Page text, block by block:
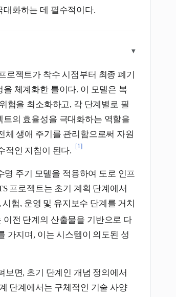
화하는 데 필수적이다.
▾
로젝트가 착수 시점부터 최종 폐기
체계화한 틀이다. 이 모델은 복
험을 최소화하고, 각 단계별로 필
의 효율성을 극대화하는 역할을
체 생애 주기를 관리함으로써 자원
적인 지침이 된다.
[1]
명 주기 모델을 적용하여 도로 인프
프로젝트는 초기 계획 단계에서
험, 운영 및 유지보수 단계를 거치
이전 단계의 산출물을 기반으로 다
가지며, 이는 시스템이 의도된 성
면, 초기 단계인 개념 정의에서
단계에서는 구체적인 기술 사양